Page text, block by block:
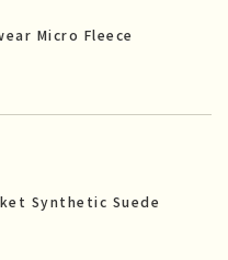
Micro Fleece
Synthetic Suede